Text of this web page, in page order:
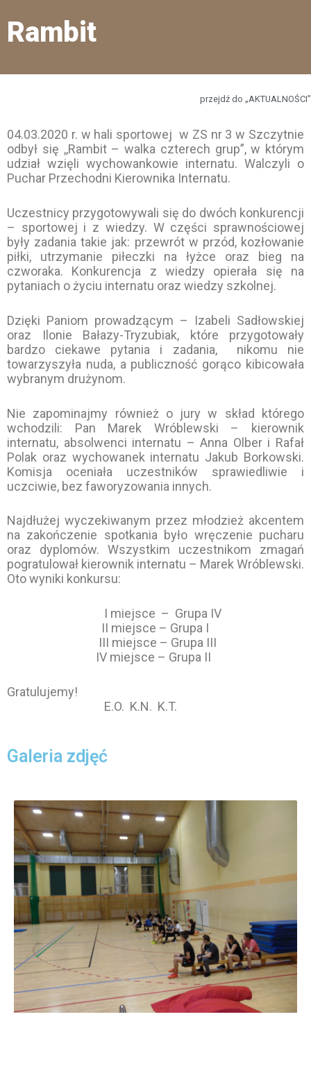
Rambit
przejdź do „AKTUALNOŚCI”
04.03.2020 r. w hali sportowej w ZS nr 3 w Szczytnie
odbył się ,,Rambit – walka czterech grup”, w którym
udział wzięli wychowankowie internatu. Walczyli o
Puchar Przechodni Kierownika Internatu.
Uczestnicy przygotowywali się do dwóch konkurencji
– sportowej i z wiedzy. W części sprawnościowej
były zadania takie jak: przewrót w przód, kozłowanie
piłki, utrzymanie piłeczki na łyżce oraz bieg na
czworaka. Konkurencja z wiedzy opierała się na
pytaniach o życiu internatu oraz wiedzy szkolnej.
Dzięki Paniom prowadzącym – Izabeli Sadłowskiej
oraz Ilonie Bałazy-Tryzubiak, które przygotowały
bardzo ciekawe pytania i zadania, nikomu nie
towarzyszyła nuda, a publiczność gorąco kibicowała
wybranym drużynom.
Nie zapominajmy również o jury w skład którego
wchodzili: Pan Marek Wróblewski – kierownik
internatu, absolwenci internatu – Anna Olber i Rafał
Polak oraz wychowanek internatu Jakub Borkowski.
Komisja oceniała uczestników sprawiedliwie i
uczciwie, bez faworyzowania innych.
Najdłużej wyczekiwanym przez młodzież akcentem
na zakończenie spotkania było wręczenie pucharu
oraz dyplomów. Wszystkim uczestnikom zmagań
pogratulował kierownik internatu – Marek Wróblewski.
Oto wyniki konkursu:
I miejsce – Grupa IV
II miejsce – Grupa I
III miejsce – Grupa III
IV miejsce – Grupa II
Gratulujemy!
E.O. K.N. K.T.
Galeria zdjęć